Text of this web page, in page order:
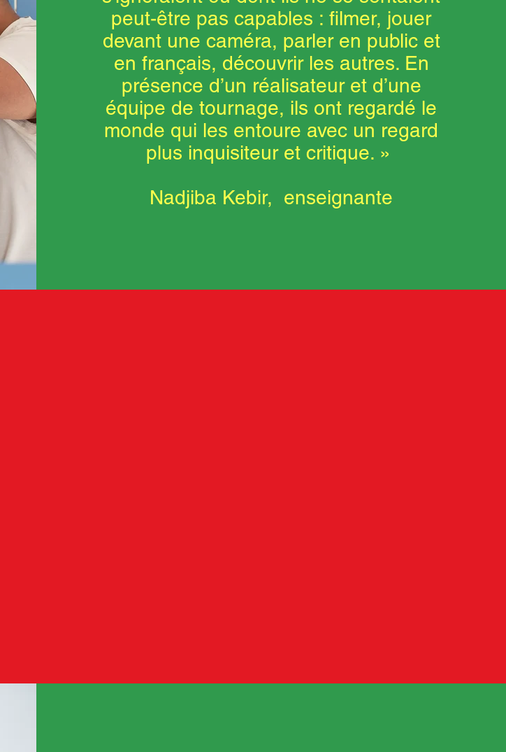
peut-être pas capables : filmer, jouer
devant une caméra, parler en public et
en français, découvrir les autres. En
présence d’un réalisateur et d’une
équipe de tournage, ils ont regardé le
monde qui les entoure avec un regard
plus inquisiteur et critique. »
Nadjiba Kebir, enseignante